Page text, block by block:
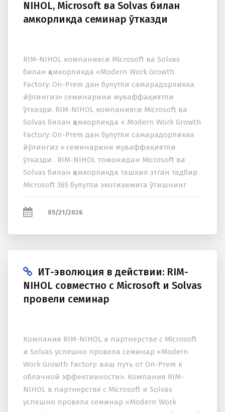
NIHOL, Microsoft ва Solvas билан
ҳамкорликда семинар ўтказди
RIM-NIHOL компанияси Microsoft ва Solvas
билан ҳамкорликда «Modern Work Growth
Factory: On-Prem дан булутли самарадорликка
йўлингиз» семинарини муваффақиятли
ўтказди. RIM-NIHOL компанияси Microsoft ва
Solvas билан ҳамкорликда « Modern Work Growth
Factory: On-Prem дан булутли самарадорликка
йўлингиз » семинарини муваффақиятли
ўтказди . RIM-NIHOL томонидан Microsoft ва
Solvas билан ҳамкорликда ташкил этган тадбир
Microsoft 365 булутли экотизимига ўтишнинг
05/21/2026
ИТ-эволюция в действии: RIM-
NIHOL совместно с Microsoft и Solvas
провели семинар
Компания RIM-NIHOL в партнерстве с Microsoft
и Solvas успешно провела семинар «Modern
Work Growth Factory: ваш путь от On-Prem к
облачной эффективности». Компания RIM-
NIHOL в партнерстве с Microsoft и Solvas
успешно провела семинар «Modern Work